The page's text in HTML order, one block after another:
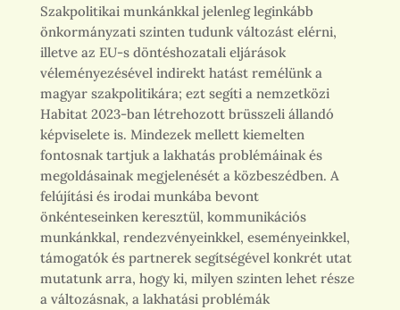
Szakpolitikai munkánkkal jelenleg leginkább
önkormányzati szinten tudunk változást elérni,
illetve az EU-s döntéshozatali eljárások
véleményezésével indirekt hatást remélünk a
magyar szakpolitikára; ezt segíti a nemzetközi
Habitat 2023-ban létrehozott brüsszeli állandó
képviselete is. Mindezek mellett kiemelten
fontosnak tartjuk a lakhatás problémáinak és
megoldásainak megjelenését a közbeszédben. A
felújítási és irodai munkába bevont
önkénteseinken keresztül, kommunikációs
munkánkkal, rendezvényeinkkel, eseményeinkkel,
támogatók és partnerek segítségével konkrét utat
mutatunk arra, hogy ki, milyen szinten lehet része
a változásnak, a lakhatási problémák